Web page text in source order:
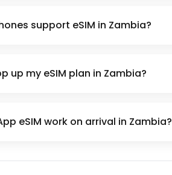
support eSIM in Zambia?
up my eSIM plan in Zambia?
eSIM work on arrival in Zambia?